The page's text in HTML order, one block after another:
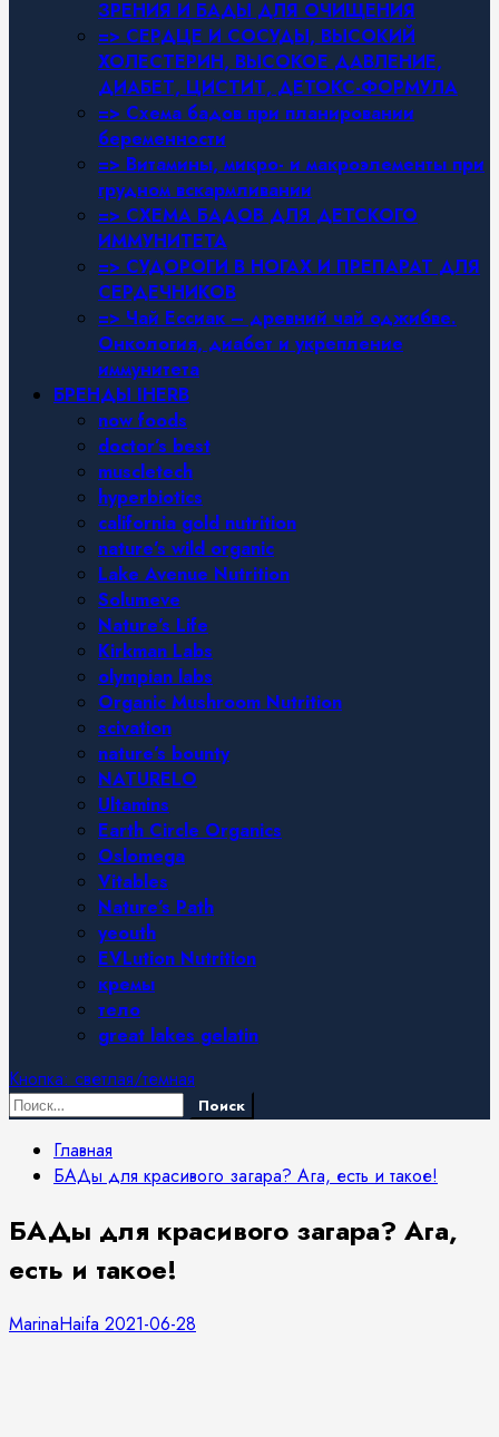
ЗРЕНИЯ И БАДЫ ДЛЯ ОЧИЩЕНИЯ
=> СЕРДЦЕ И СОСУДЫ, ВЫСОКИЙ
ХОЛЕСТЕРИН, ВЫСОКОЕ ДАВЛЕНИЕ,
ДИАБЕТ, ЦИСТИТ, ДЕТОКС-ФОРМУЛА
=> Схема бадов при планировании
беременности
=> Витамины, микро- и макроэлементы при
грудном вскармливании
=> СХЕМА БАДОВ ДЛЯ ДЕТСКОГО
ИММУНИТЕТА
=> СУДОРОГИ В НОГАХ И ПРЕПАРАТ ДЛЯ
СЕРДЕЧНИКОВ
=> Чай Ессиак – древний чай оджибве.
Онкология, диабет и укрепление
иммунитета
БРЕНДЫ IHERB
now foods
doctor’s best
muscletech
hyperbiotics
california gold nutrition
nature’s wild organic
Lake Avenue Nutrition
Solumeve
Nature’s Life
Kirkman Labs
olympian labs
Organic Mushroom Nutrition
scivation
nature’s bounty
NATURELO
Ultamins
Earth Circle Organics
Oslomega
Vitables
Nature’s Path
yeouth
EVLution Nutrition
кремы
тело
great lakes gelatin
Кнопка: светлая/темная
Найти:
Главная
БАДы для красивого загара? Ага, есть и такое!
БАДы для красивого загара? Ага,
есть и такое!
MarinaHaifa 2021-06-28